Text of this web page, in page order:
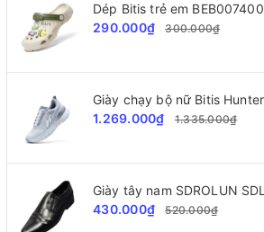
Dép Bitis trẻ em
290.000₫
300.000₫
1.269.000₫
1.335.000₫
Giày tây nam SDROLUN
430.000₫
520.000₫